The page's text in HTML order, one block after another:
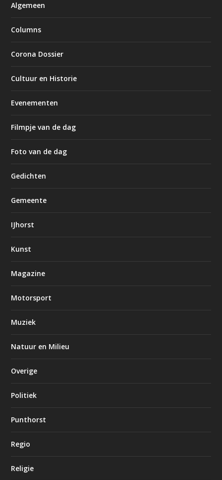
Algemeen
Columns
Corona Dossier
Cultuur en Historie
Evenementen
Filmpje van de dag
Foto van de dag
Gedichten
Gemeente
IJhorst
Kunst
Magazine
Motorsport
Muziek
Natuur en Milieu
Overige
Politiek
Punthorst
Regio
Religie